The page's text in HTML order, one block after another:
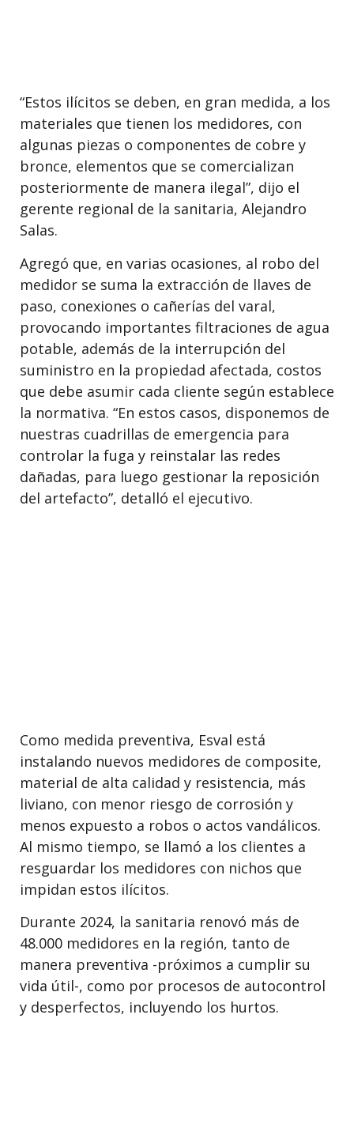
“Estos ilícitos se deben, en gran medida, a los
materiales que tienen los medidores, con
algunas piezas o componentes de cobre y
bronce, elementos que se comercializan
posteriormente de manera ilegal”, dijo el
gerente regional de la sanitaria, Alejandro
Salas.
Agregó que, en varias ocasiones, al robo del
medidor se suma la extracción de llaves de
paso, conexiones o cañerías del varal,
provocando importantes filtraciones de agua
potable, además de la interrupción del
suministro en la propiedad afectada, costos
que debe asumir cada cliente según establece
la normativa. “En estos casos, disponemos de
nuestras cuadrillas de emergencia para
controlar la fuga y reinstalar las redes
dañadas, para luego gestionar la reposición
del artefacto”, detalló el ejecutivo.
Como medida preventiva, Esval está
instalando nuevos medidores de composite,
material de alta calidad y resistencia, más
liviano, con menor riesgo de corrosión y
menos expuesto a robos o actos vandálicos.
Al mismo tiempo, se llamó a los clientes a
resguardar los medidores con nichos que
impidan estos ilícitos.
Durante 2024, la sanitaria renovó más de
48.000 medidores en la región, tanto de
manera preventiva -próximos a cumplir su
vida útil-, como por procesos de autocontrol
y desperfectos, incluyendo los hurtos.